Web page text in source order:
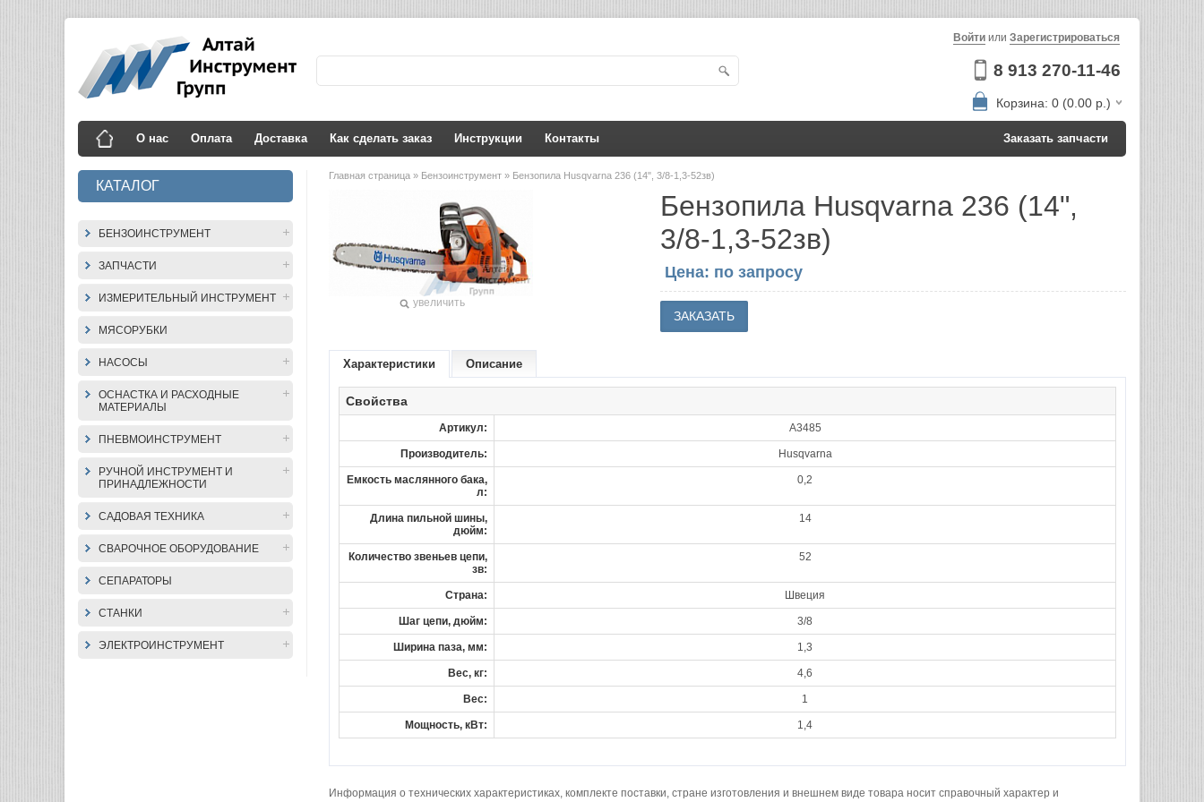
8 913 270-11-46
Войти или Зарегистрироваться
Корзина: 0 (0.00 р.)
О нас Оплата Доставка Как сделать заказ Инструкции Контакты Заказать запчасти
КАТАЛОГ
БЕНЗОИНСТРУМЕНТ
ЗАПЧАСТИ
ИЗМЕРИТЕЛЬНЫЙ ИНСТРУМЕНТ
МЯСОРУБКИ
НАСОСЫ
ОСНАСТКА И РАСХОДНЫЕ
МАТЕРИАЛЫ
ПНЕВМОИНСТРУМЕНТ
РУЧНОЙ ИНСТРУМЕНТ И
ПРИНАДЛЕЖНОСТИ
САДОВАЯ ТЕХНИКА
СВАРОЧНОЕ ОБОРУДОВАНИЕ
СЕПАРАТОРЫ
СТАНКИ
ЭЛЕКТРОИНСТРУМЕНТ
Главная страница » Бензоинструмент » Бензопила Husqvarna 236 (14", 3/8-1,3-52зв)
увеличить
Бензопила Husqvarna 236 (14",
3/8-1,3-52зв)
Цена: по запросу
Характеристики Описание
Свойства
Артикул: A3485
Производитель: Husqvarna
Емкость маслянного бака,
л:
0,2
Длина пильной шины,
дюйм:
14
Количество звеньев цепи,
зв:
52
Страна: Швеция
Шаг цепи, дюйм: 3/8
Ширина паза, мм: 1,3
Вес, кг: 4,6
Вес: 1
Мощность, кВт: 1,4
Информация о технических характеристиках, комплекте поставки, стране изготовления и внешнем виде товара носит справочный характер и